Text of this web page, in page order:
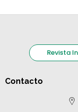
Revista
Contacto